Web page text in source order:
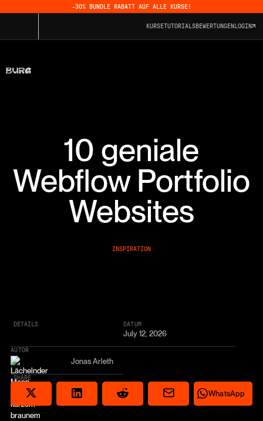
-30% BUNDLE RABATT AUF ALLE KURSE!
KURSETUTORIALSBEWERTUNGEN LOGIN
10 geniale
Webflow Portfolio
Websites
INSPIRATION
DETAILS DATUM
July 12, 2026
AUTOR
Jonas Arleth
SHARE
Auf X teilen Share on LinkedInShare on RedditShare via emailShare on
WhatsApp